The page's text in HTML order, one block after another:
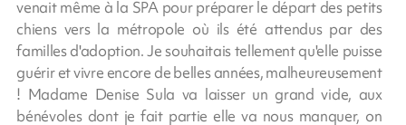
venait même à la SPA pour préparer le départ des petits
chiens vers la métropole où ils été attendus par des
familles d'adoption. Je souhaitais tellement qu'elle puisse
guérir et vivre encore de belles années, malheureusement
! Madame Denise Sula va laisser un grand vide, aux
bénévoles dont je fait partie elle va nous manquer, on